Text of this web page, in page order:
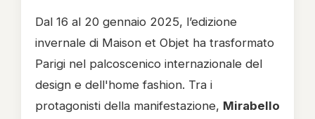
Dal 16 al 20 gennaio 2025, l’edizione
invernale di Maison et Objet ha trasformato
Parigi nel palcoscenico internazionale del
design e dell'home fashion. Tra i
protagonisti della manifestazione, Mirabello